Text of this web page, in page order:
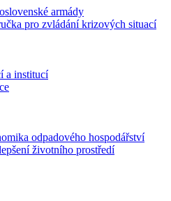
armády
pro zvládání krizových situací
a institucí
odpadového hospodářství
životního prostředí